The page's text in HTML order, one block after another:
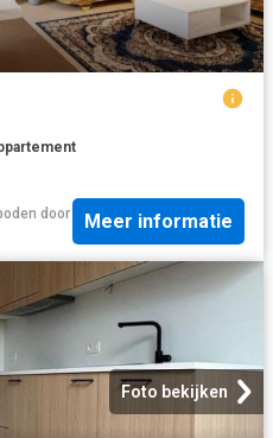
door
Meer informatie
Foto bekijken